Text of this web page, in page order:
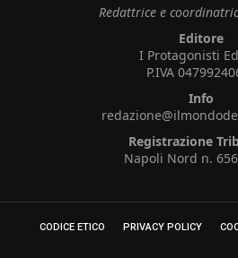
Redattrice e
Editore
I Protagonisti
P.IVA
Info
Registrazione
Napoli Nord n.
CODICE ETICO PRIVACY POLICY